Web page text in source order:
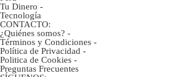
Tu Dinero -
Tecnología
CONTACTO:
¿Quiénes somos? -
Términos y Condiciones -
Política de Privacidad -
Politica de Cookies -
Preguntas Frecuentes